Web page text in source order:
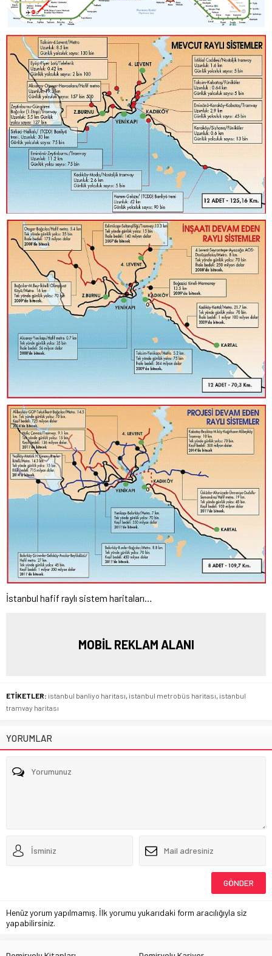
İstanbul hafif raylı sistem haritaları…
MOBİL REKLAM ALANI
ETİKETLER: istanbul banliyo haritası istanbul metrobüs haritası istanbul
tramvay haritası
YORUMLAR
Henüz yorum yapılmamış. İlk yorumu yukarıdaki form aracılığıyla siz
yapabilirsiniz.